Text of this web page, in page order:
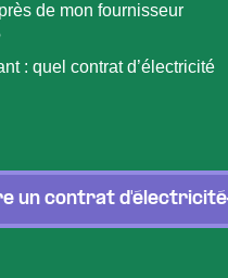
de mon fournisseur
: quel contrat d’électricité
un contrat d'électricité